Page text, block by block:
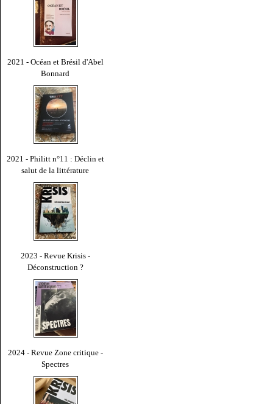
2021 - Océan et Brésil d'Abel
Bonnard
2021 - Philitt n°11 : Déclin et
salut de la littérature
2023 - Revue Krisis -
Déconstruction ?
2024 - Revue Zone critique -
Spectres